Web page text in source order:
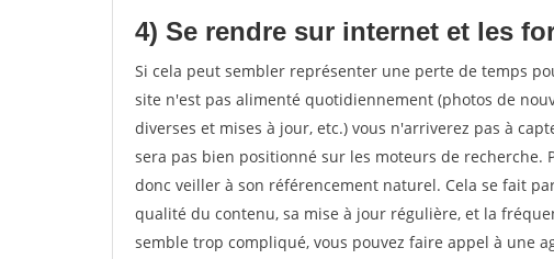
4) Se rendre sur internet et les
Si cela peut sembler représenter une perte de temps
site n'est pas alimenté quotidiennement (photos de
diverses et mises à jour, etc.) vous n'arriverez pas à
sera pas bien positionné sur les moteurs de recherche.
donc veiller à son référencement naturel. Cela se fait
qualité du contenu, sa mise à jour régulière, et la
semble trop compliqué, vous pouvez faire appel à une